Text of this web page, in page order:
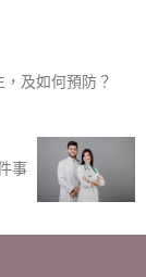
及如何預防？
事